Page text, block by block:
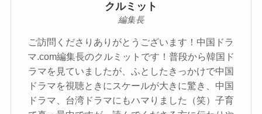
クルミット
編集長
ご訪問くださりありがとうございます！中国ドラ
マ.com編集長のクルミットです！普段から韓国ド
ラマを見ていましたが、ふとしたきっかけで中国
ドラマを視聴ときにスケールが大きに驚き、中国
ドラマ、台湾ドラマにもハマりました（笑）子育